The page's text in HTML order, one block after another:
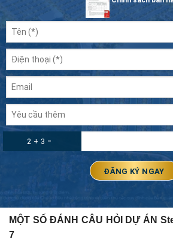
2 + 3 =
MỘT SỐ ĐÁNH CÂU HỎI DỰ ÁN
7